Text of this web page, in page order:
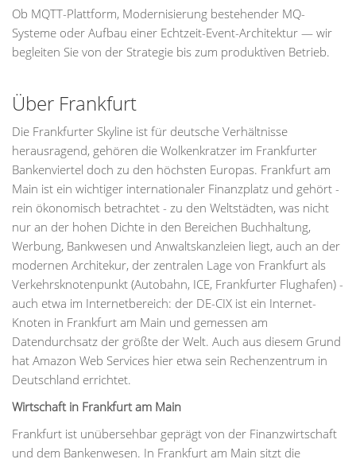
Ob MQTT-Plattform, Modernisierung bestehender MQ-
Systeme oder Aufbau einer Echtzeit-Event-Architektur — wir
begleiten Sie von der Strategie bis zum produktiven Betrieb.
Über Frankfurt
Die Frankfurter Skyline ist für deutsche Verhältnisse
herausragend, gehören die Wolkenkratzer im Frankfurter
Bankenviertel doch zu den höchsten Europas. Frankfurt am
Main ist ein wichtiger internationaler Finanzplatz und gehört -
rein ökonomisch betrachtet - zu den Weltstädten, was nicht
nur an der hohen Dichte in den Bereichen Buchhaltung,
Werbung, Bankwesen und Anwaltskanzleien liegt, auch an der
modernen Architekur, der zentralen Lage von Frankfurt als
Verkehrsknotenpunkt (Autobahn, ICE, Frankfurter Flughafen) -
auch etwa im Internetbereich: der DE-CIX ist ein Internet-
Knoten in Frankfurt am Main und gemessen am
Datendurchsatz der größte der Welt. Auch aus diesem Grund
hat Amazon Web Services hier etwa sein Rechenzentrum in
Deutschland errichtet.
Wirtschaft in Frankfurt am Main
Frankfurt ist unübersehbar geprägt von der Finanzwirtschaft
und dem Bankenwesen. In Frankfurt am Main sitzt die